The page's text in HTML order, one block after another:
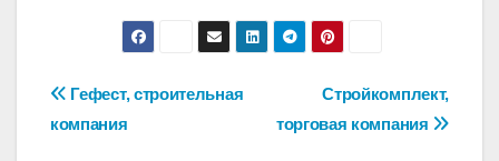
Навигация
Стройкомплект,
торговая компания
Гефест, строительная
компания